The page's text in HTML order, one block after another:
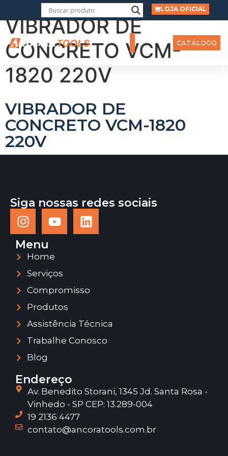
LOJA OFICIAL
CATÁLOGO
VIBRADOR DE
CONCRETO VCM-
1820 220V
VIBRADOR DE
CONCRETO VCM-1820
220V
Siga nossas redes sociais
Menu
Home
Serviços
Compromisso
Produtos
Assistência Técnica
Trabalhe Conosco
Blog
Endereço
Av. Benedito Storani, 1345 Jd. Santa Rosa -
Vinhedo - SP CEP: 13.289-004
19 2136 4477
contato@ancoratools.com.br